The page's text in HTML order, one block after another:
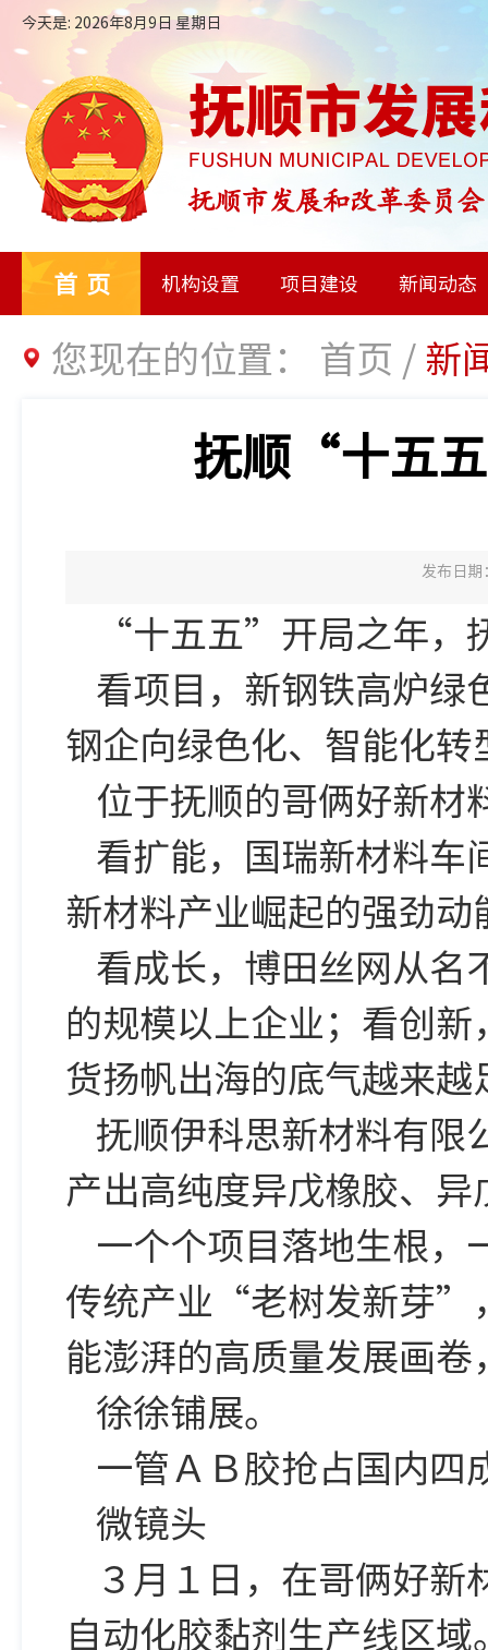
今天是: 2026年8月9日 星期日
首页 机构设置 项目建设 新闻动态
您现在的位置： 首页 /新
抚顺“十五
发布日
“十五五”开局之年，
看项目，新钢铁高炉绿
钢企向绿色化、智能化
位于抚顺的哥俩好新材
看扩能，国瑞新材料车
新材料产业崛起的强劲动
看成长，博田丝网从名
的规模以上企业；看创
货扬帆出海的底气越来越
抚顺伊科思新材料有限
产出高纯度异戊橡胶、
一个个项目落地生根，
传统产业“老树发新芽”
能澎湃的高质量发展画
徐徐铺展。
一管ＡＢ胶抢占国内
微镜头
３月１日，在哥俩好
自动化胶黏剂生产线区域